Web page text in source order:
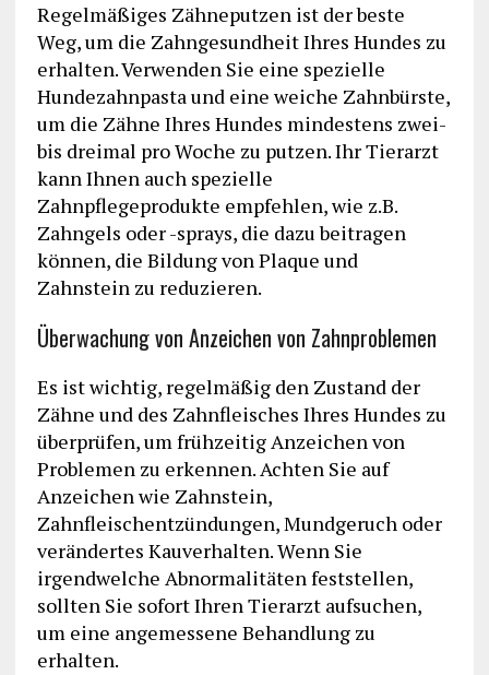
Regelmäßiges Zähneputzen ist der beste
Weg, um die Zahngesundheit Ihres Hundes zu
erhalten. Verwenden Sie eine spezielle
Hundezahnpasta und eine weiche Zahnbürste,
um die Zähne Ihres Hundes mindestens zwei-
bis dreimal pro Woche zu putzen. Ihr Tierarzt
kann Ihnen auch spezielle
Zahnpflegeprodukte empfehlen, wie z.B.
Zahngels oder -sprays, die dazu beitragen
können, die Bildung von Plaque und
Zahnstein zu reduzieren.
Überwachung von Anzeichen von Zahnproblemen
Es ist wichtig, regelmäßig den Zustand der
Zähne und des Zahnfleisches Ihres Hundes zu
überprüfen, um frühzeitig Anzeichen von
Problemen zu erkennen. Achten Sie auf
Anzeichen wie Zahnstein,
Zahnfleischentzündungen, Mundgeruch oder
verändertes Kauverhalten. Wenn Sie
irgendwelche Abnormalitäten feststellen,
sollten Sie sofort Ihren Tierarzt aufsuchen,
um eine angemessene Behandlung zu
erhalten.